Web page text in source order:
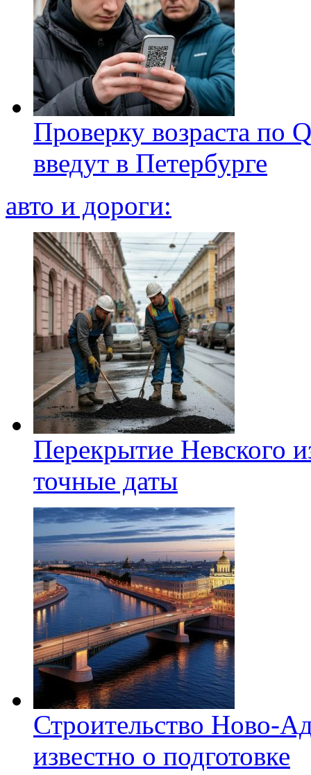
Проверку возраста по
введут в Петербурге
авто и дороги:
Перекрытие Невского
точные даты
Строительство Ново-
известно о подготовке